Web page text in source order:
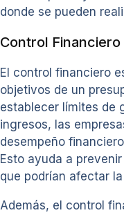
donde se pueden
Control Financiero
El control financiero
objetivos de un
establecer límites de
ingresos, las
desempeño
Esto ayuda a
que podrían afectar
Además, el control